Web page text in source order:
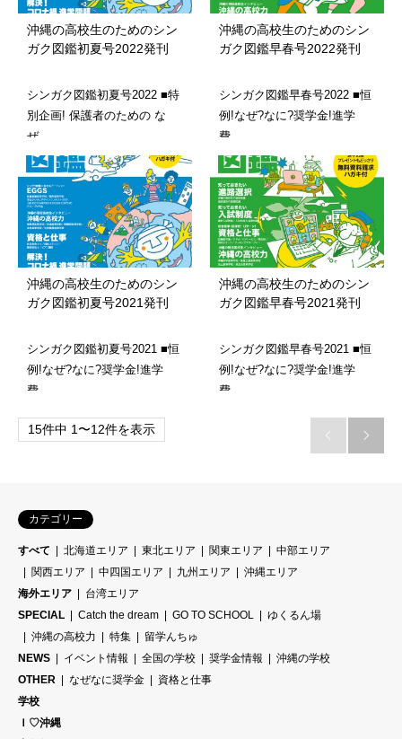
沖縄の高校生のためのシン
ガク図鑑初夏号2022発刊
シンガク図鑑初夏号2022 ■特
別企画! 保護者のための な
ぜ…
沖縄の高校生のためのシン
ガク図鑑早春号2022発刊
シンガク図鑑早春号2022 ■恒
例!なぜ?なに?奨学金!進学
費…
沖縄の高校生のためのシン
ガク図鑑初夏号2021発刊
シンガク図鑑初夏号2021 ■恒
例!なぜ?なに?奨学金!進学
費…
沖縄の高校生のためのシン
ガク図鑑早春号2021発刊
シンガク図鑑早春号2021 ■恒
例!なぜ?なに?奨学金!進学
費…
15件中 1〜12件を表示  
カテゴリー
すべて 北海道エリア 東北エリア 関東エリア
中部エリア
関西エリア
中四国エリア 九州エリア
沖縄エリア
海外エリア
台湾エリア
SPECIAL
Catch the dream GO TO SCHOOL
ゆくるん場
沖縄の高校力
特集
留学んちゅ
NEWS
イベント情報 全国の学校 奨学金情報
沖縄の学校
OTHER
なぜなに奨学金
資格と仕事
学校
Ｉ♡沖縄